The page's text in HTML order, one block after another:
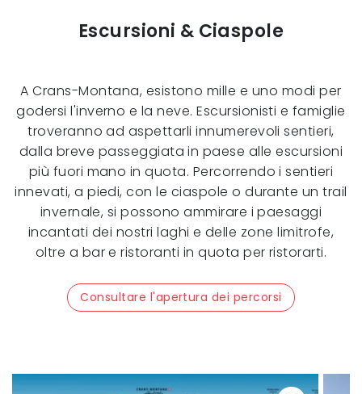
Escursioni & Ciaspole
A Crans-Montana, esistono mille e uno modi per
godersi l'inverno e la neve. Escursionisti e famiglie
troveranno ad aspettarli innumerevoli sentieri,
dalla breve passeggiata in paese alle escursioni
più fuori mano in quota. Percorrendo i sentieri
innevati, a piedi, con le ciaspole o durante un trail
invernale, si possono ammirare i paesaggi
incantati dei nostri laghi e delle zone limitrofe,
oltre a bar e ristoranti in quota per ristorarti.
Consultare l'apertura dei percorsi